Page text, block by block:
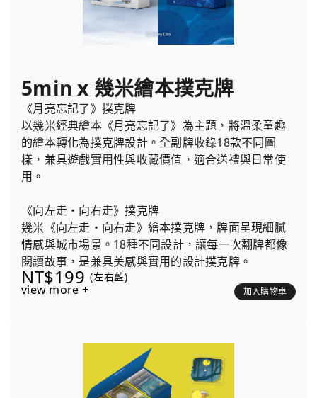
5min x 幾米繪本撲克牌
《月亮忘記了》撲克牌
以幾米經典繪本《月亮忘記了》為主題，將溫柔童趣
的繪本轉化為撲克牌設計。全副牌收錄18款不同圖
樣，兼具遊戲實用性與收藏價值，適合送禮與日常使
用。
《向左走・向右走》撲克牌
幾米《向左走・向右走》繪本撲克牌，牌面呈現細膩
情感與城市場景。18種不同設計，讓每一次翻牌都像
閱讀故事，是兼具美感與實用的設計撲克牌。
NT$199 (左右藍)
view more + 加入購物車